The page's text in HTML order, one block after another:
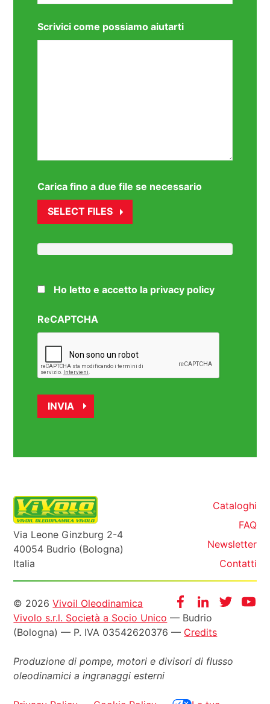
Scrivici come possiamo aiutarti
Carica fino a due file se necessario
SELECT FILES
Ho letto e accetto la privacy policy
ReCAPTCHA
Via Leone Ginzburg 2-4
40054 Budrio (Bologna)
Italia
Cataloghi
FAQ
Newsletter
Contatti
FacebookInstagram
Twitter
Informazioni
legali
© 2026Vivoil Oleodinamica
Vivolo s.r.l. Società a Socio Unico — Budrio
(Bologna) — P. IVA 03542620376 — Credits
Produzione di pompe, motori edivisori di flusso
oleodinamici a ingranaggi esterni